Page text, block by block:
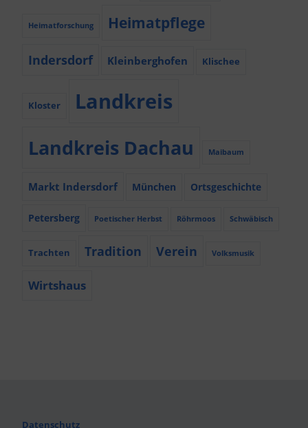
Heimatforschung Heimatpflege
Indersdorf Kleinberghofen Klischee
Kloster Landkreis
Landkreis Dachau Maibaum
Markt Indersdorf München Ortsgeschichte
Petersberg Poetischer Herbst Röhrmoos Schwäbisch
Trachten Tradition Verein Volksmusik
Wirtshaus
Datenschutz